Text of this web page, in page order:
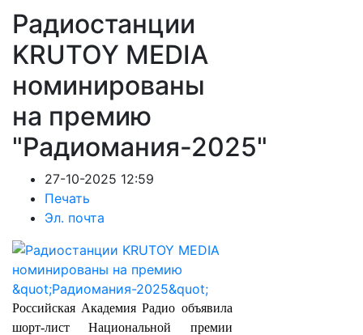
Радиостанции
KRUTOY MEDIA
номинированы
на премию
"Радиомания-2025"
27-10-2025 12:59
Печать
Эл. почта
Российская Академия Радио объявила
шорт-лист Национальной премии